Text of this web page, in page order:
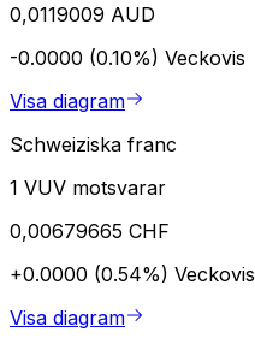
0,0119009 AUD
-0.0000 (0.10%) Veckovis
Visa diagram
Schweiziska franc
1 VUV motsvarar
0,00679665 CHF
+0.0000 (0.54%) Veckovis
Visa diagram